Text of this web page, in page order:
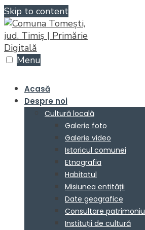
Skip to content
Menu
Acasă
Despre noi
Cultură locală
Galerie foto
Galerie video
Istoricul comunei
Etnografia
Habitatul
Misiunea entității
Date geografice
Consultare patrimoniu
Instituții de cultură